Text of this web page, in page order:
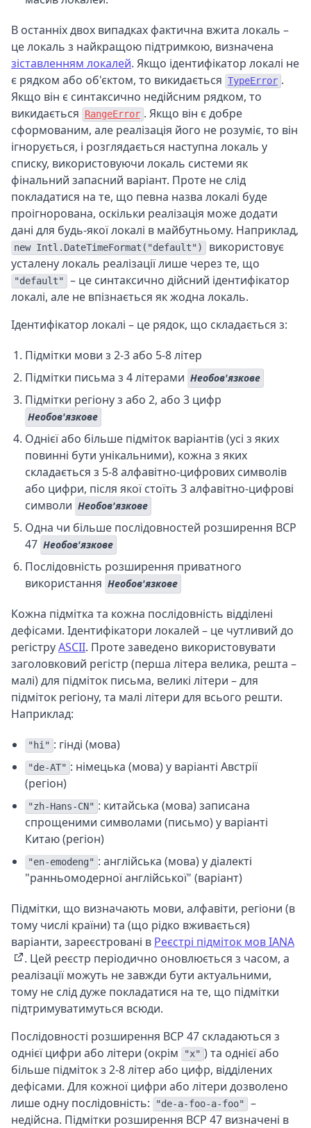
В останніх двох випадках фактична вжита локаль –
це локаль з найкращою підтримкою, визначена
зіставленням локалей. Якщо ідентифікатор локалі не
є рядком або об'єктом, то викидається TypeError .
Якщо він є синтаксично недійсним рядком, то
викидається
RangeError . Якщо він є добре
сформованим, але реалізація його не розуміє, то він
ігнорується, і розглядається наступна локаль у
списку, використовуючи локаль системи як
фінальний запасний варіант. Проте не слід
покладатися на те, що певна назва локалі буде
проігнорована, оскільки реалізація може додати
дані для будь-якої локалі в майбутньому. Наприклад,
new Intl.DateTimeFormat("default")
використовує
усталену локаль реалізації лише через те, що
"default"
– це синтаксично дійсний ідентифікатор
локалі, але не впізнається як жодна локаль.
Ідентифікатор локалі – це рядок, що складається з:
Підмітки мови з 2-3 або 5-8 літер
Підмітки письма з 4 літерами Необов'язкове
Підмітки регіону з або 2, або 3 цифр
Необов'язкове
Однієї або більше підміток варіантів (усі з яких
повинні бути унікальними), кожна з яких
складається з 5-8 алфавітно-цифрових символів
або цифри, після якої стоїть 3 алфавітно-цифрові
символи Необов'язкове
Одна чи більше послідовностей розширення BCP
47 Необов'язкове
Послідовність розширення приватного
використання Необов'язкове
Кожна підмітка та кожна послідовність відділені
дефісами. Ідентифікатори локалей – це чутливий до
регіструASCII. Проте заведено використовувати
заголовковий регістр (перша літера велика, решта –
малі) для підміток письма, великі літери – для
підміток регіону, та малі літери для всього решти.
Наприклад:
"hi" : гінді (мова)
"de-AT" : німецька (мова) у варіанті Австрії
(регіон)
"zh-Hans-CN" : китайська (мова) записана
спрощеними символами (письмо) у варіанті
Китаю (регіон)
"en-emodeng" : англійська (мова) у діалекті
"ранньомодерної англійської" (варіант)
Підмітки, що визначають мови, алфавіти, регіони (в
тому числі країни) та (що рідко вживається)
варіанти, зареєстровані в Реєстрі підміток мов IANA
. Цей реєстр періодично оновлюється з часом, а
реалізації можуть не завжди бути актуальними,
тому не слід дуже покладатися на те, що підмітки
підтримуватимуться всюди.
Послідовності розширення BCP 47 складаються з
однієї цифри або літери (окрім
"x" ) та однієї або
більше підміток з 2-8 літер або цифр, відділених
дефісами. Для кожної цифри або літери дозволено
лише одну послідовність:
"de-a-foo-a-foo"
–
недійсна. Підмітки розширення BCP 47 визначені в